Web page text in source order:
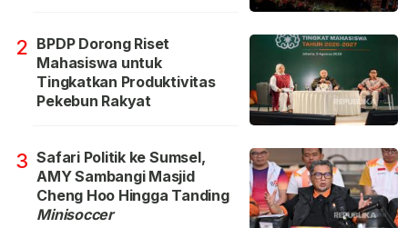
2 BPDP Dorong Riset
Mahasiswa untuk
Tingkatkan Produktivitas
Pekebun Rakyat
3 Safari Politik ke Sumsel,
AMY Sambangi Masjid
Cheng Hoo Hingga Tanding
Minisoccer